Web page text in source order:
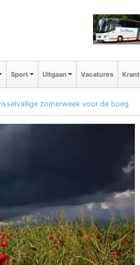
Sport Uitgaan Vacatures Krant
zomerweek voor de boeg